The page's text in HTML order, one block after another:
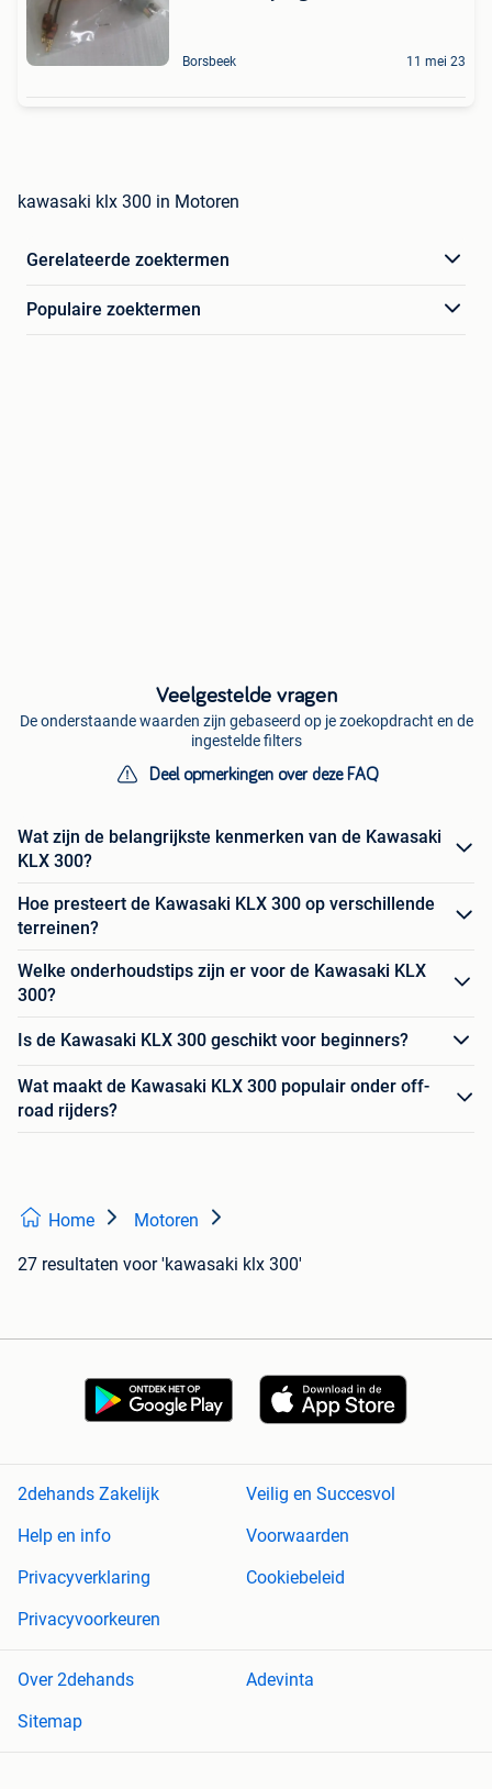
Borsbeek 11 mei 23
kawasaki klx 300 in Motoren
Gerelateerde zoektermen
Populaire zoektermen
Veelgestelde vragen
De onderstaande waarden zijn gebaseerd op je zoekopdracht en de
ingestelde filters
Deel opmerkingen over deze FAQ
Wat zijn de belangrijkste kenmerken van de Kawasaki
KLX 300?
Hoe presteert de Kawasaki KLX 300 op verschillende
terreinen?
Welke onderhoudstips zijn er voor de Kawasaki KLX
300?
Is de Kawasaki KLX 300 geschikt voor beginners?
Wat maakt de Kawasaki KLX 300 populair onder off-
road rijders?
Home Motoren
27 resultaten voor 'kawasaki klx 300'
2dehands Zakelijk
Veilig en Succesvol
Help en info
Voorwaarden
Privacyverklaring
Cookiebeleid
Privacyvoorkeuren
Over 2dehands
Adevinta
Sitemap